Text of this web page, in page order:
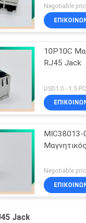
Negotiable
10P10C
RJ45 Jack
USD1.0 - 1.5
MIC38013-
Negotiable
Jack